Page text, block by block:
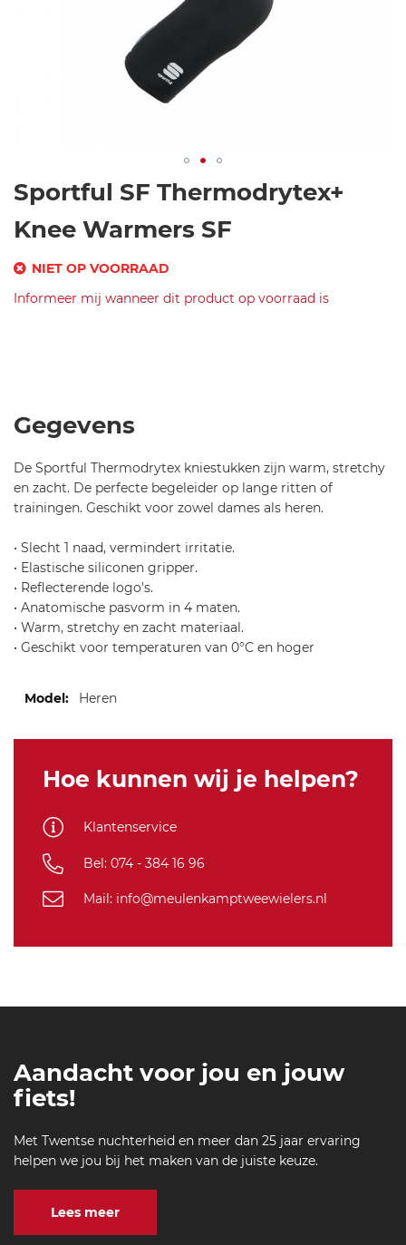
Sportful SF Thermodrytex+
Knee Warmers SF
NIET OP VOORRAAD
SKU
th
er
m
dr
yt
p-
k
n
ar
er
51
Informeer mij wanneer dit product op voorraad is
Warmers-
Black
M
Ga
naar
het
begin
van
afbeeldingen-
Gegevens
De Sportful Thermodrytex kniestukken zijn warm, stretchy
en zacht. De perfecte begeleider op lange ritten of
trainingen. Geschikt voor zowel dames als heren.
• Slecht 1 naad, vermindert irritatie.
• Elastische siliconen gripper.
• Reflecterende logo's.
• Anatomische pasvorm in 4 maten.
• Warm, stretchy en zacht materiaal.
• Geschikt voor temperaturen van 0°C en hoger
informatie Heren
Hoe kunnen wij je helpen?
Klantenservice
Bel: 074 - 384 16 96
Mail: info@meulenkamptweewielers.nl
Aandacht voor jou en jouw
fiets!
Met Twentse nuchterheid en meer dan 25 jaar ervaring
helpen we jou bij het maken van de juiste keuze.
Lees meer